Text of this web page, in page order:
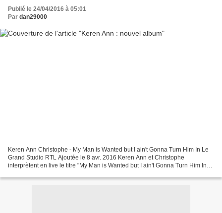
Publié le 24/04/2016 à 05:01
Par dan29000
Keren Ann Christophe - My Man is Wanted but I ain't Gonna Turn Him In Le
Grand Studio RTL Ajoutée le 8 avr. 2016 Keren Ann et Christophe
interprètent en live le titre "My Man is Wanted but I ain't Gonna Turn Him In",